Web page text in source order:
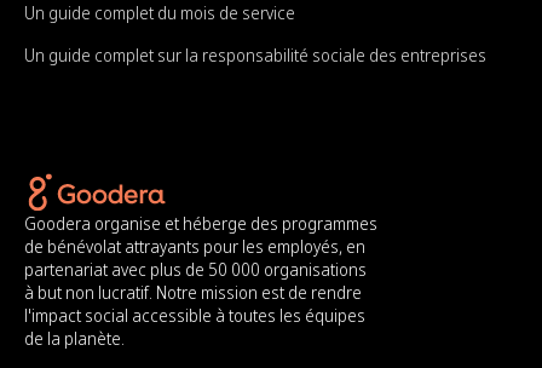
Un guide complet du mois de service
Un guide complet sur la responsabilité sociale des entreprises
Goodera organise et héberge des programmes
de bénévolat attrayants pour les employés, en
partenariat avec plus de 50 000 organisations
à but non lucratif. Notre mission est de rendre
l'impact social accessible à toutes les équipes
de la planète.